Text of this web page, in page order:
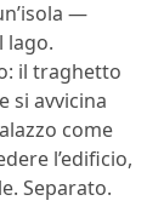
—
lago.
il traghetto
si avvicina
come
l’edificio,
Separato.